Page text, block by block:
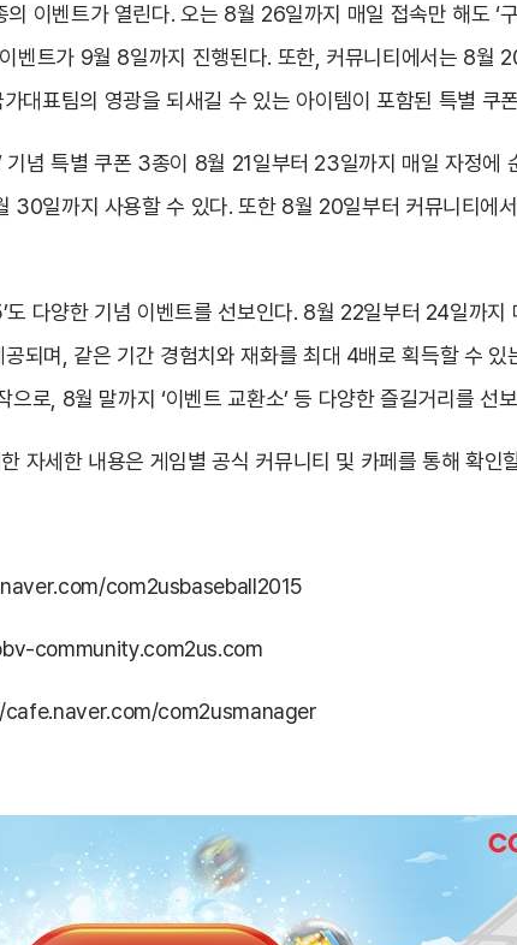
이벤트가 열린다. 오는 8월 26일까지 매일 접속만 해도 ‘
벤트가 9월 8일까지 진행된다. 또한, 커뮤니티에서는 8월
대표팀의 영광을 되새길 수 있는 아이템이 포함된 특별 쿠
기념 특별 쿠폰 3종이 8월 21일부터 23일까지 매일 자정에
30일까지 사용할 수 있다. 또한 8월 20일부터 커뮤니티에
다양한 기념 이벤트를 선보인다. 8월 22일부터 24일까지
되며, 같은 기간 경험치와 재화를 최대 4배로 획득할 수 있
으로, 8월 말까지 ‘이벤트 교환소’ 등 다양한 즐길거리를 선
자세한 내용은 게임별 공식 커뮤니티 및 카페를 통해 확인
com2usbaseball2015
community.com2us.com
com2usmanager